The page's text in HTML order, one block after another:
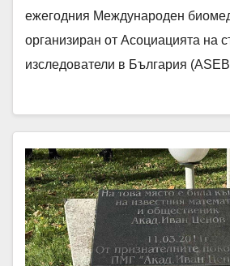
ежегодния Международен
организиран от Асоциацията на
изследователи в България